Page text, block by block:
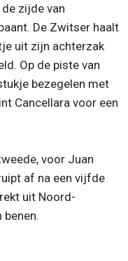
zijde van
De Zwitser haalt
uit zijn achterzak
Op de piste van
bezegelen met
Cancellara voor een
voor Juan
af na een vijfde
uit Noord-